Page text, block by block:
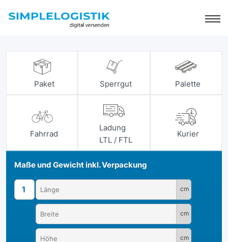
Paket Sperrgut Palette
Fahrrad
Ladung
LTL / FTL
Kurier
Maße und Gewicht inkl. Verpackung
1 cm
cm
cm